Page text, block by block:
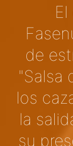
de
"Salsa
los
la
su